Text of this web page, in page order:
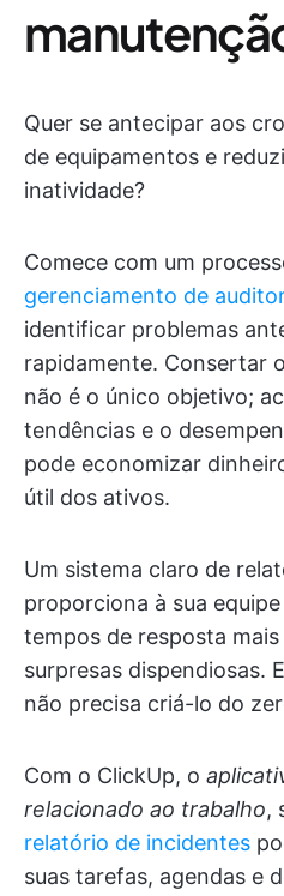
Quer se antecipar aos
de equipamentos e
inatividade?
Comece com um
gerenciamento de
identificar problemas
rapidamente. Consertar
não é o único objetivo;
tendências e o
pode economizar
útil dos ativos.
Um sistema claro de
proporciona à sua
tempos de resposta
surpresas dispendiosas.
não precisa criá-lo do
Com o ClickUp, o
relacionado ao trabalho,
relatório de incidentes
suas tarefas, agendas e